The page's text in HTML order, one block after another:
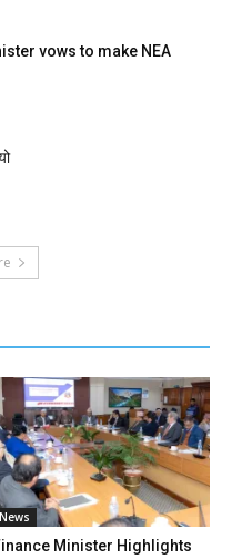
vows to make NEA
News
Minister Highlights